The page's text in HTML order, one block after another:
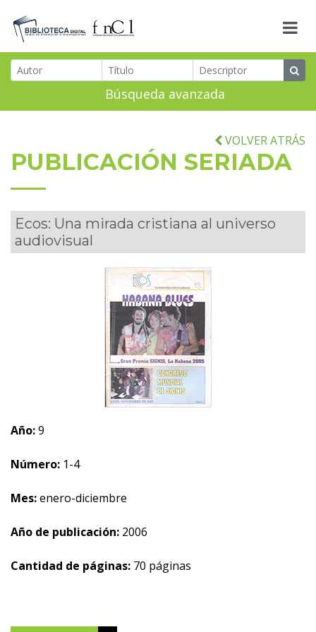
Búsqueda avanzada
VOLVER ATRÁS
PUBLICACIÓN SERIADA
Ecos: Una mirada cristiana al universo
audiovisual
Año:9
Número: 1-4
Mes:enero-diciembre
Año de publicación: 2006
Cantidad de páginas: 70 páginas